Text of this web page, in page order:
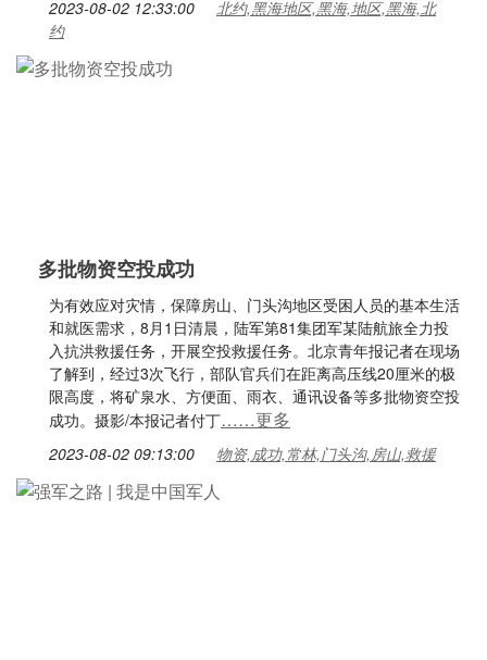
2023-08-02 12:33:00
北约,黑海地区,黑海,地区,黑海,北
约
多批物资空投成功
为有效应对灾情，保障房山、门头沟地区受困人员的基本生活
和就医需求，8月1日清晨，陆军第81集团军某陆航旅全力投
入抗洪救援任务，开展空投救援任务。北京青年报记者在现场
了解到，经过3次飞行，部队官兵们在距离高压线20厘米的极
限高度，将矿泉水、方便面、雨衣、通讯设备等多批物资空投
成功。摄影/本报记者付丁……更多
2023-08-02 09:13:00 物资,成功,常林,门头沟,房山,救援